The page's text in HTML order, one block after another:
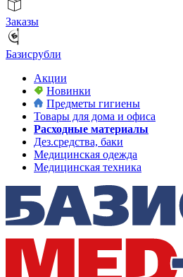
Заказы
Базисрубли
Акции
Новинки
Предметы гигиены
Товары для дома и офиса
Расходные материалы
Дез.средства, баки
Медицинская одежда
Медицинская техника